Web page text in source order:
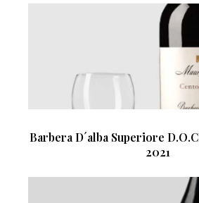
Barbera D´alba Superiore
2021